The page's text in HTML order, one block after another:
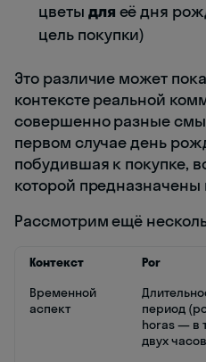
цветы для её дня
цель покупки)
Это различие может
контексте реальной
совершенно разные
первом случае день
побудившая к покупке,
которой предназначены
Рассмотрим ещё
Контекст Por
Временной
аспект
период
horas — в
двух